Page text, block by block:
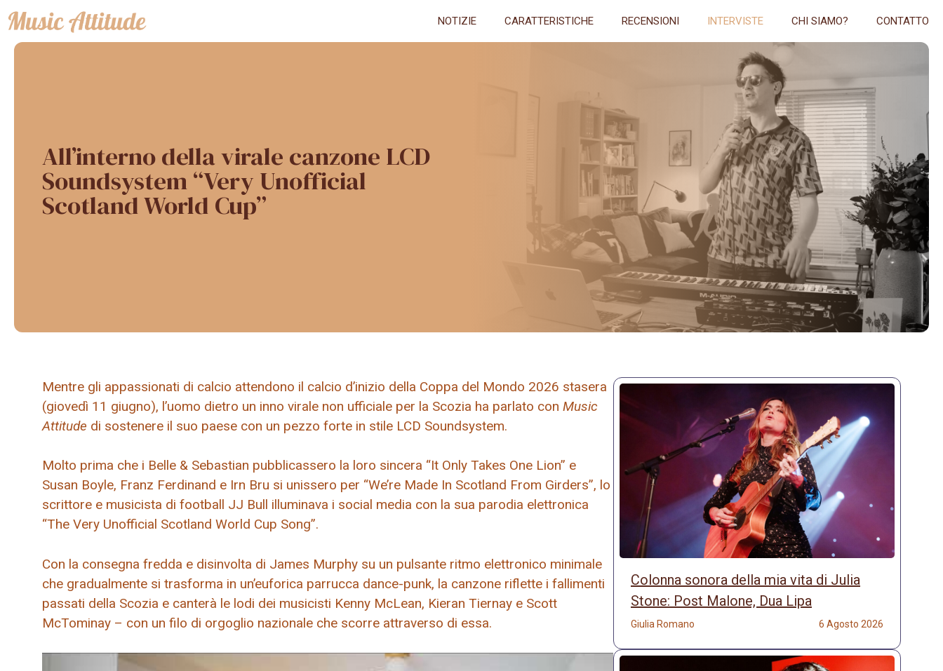
Vai
al
contenuto
NOTIZIE CARATTERISTICHE RECENSIONI INTERVISTE CHI SIAMO? CONTATTO
All’interno della virale canzone LCD
Soundsystem “Very Unofficial
Scotland World Cup”
Mentre gli appassionati di calcio attendono il calcio d’inizio della Coppa del Mondo 2026 stasera
(giovedì 11 giugno), l’uomo dietro un inno virale non ufficiale per la Scozia ha parlato con Music
Attitude di sostenere il suo paese con un pezzo forte in stile LCD Soundsystem.
Molto prima che i Belle & Sebastian pubblicassero la loro sincera “It Only Takes One Lion” e
Susan Boyle, Franz Ferdinand e Irn Bru si unissero per “We’re Made In Scotland From Girders”, lo
scrittore e musicista di football JJ Bull illuminava i social media con la sua parodia elettronica
“The Very Unofficial Scotland World Cup Song”.
Con la consegna fredda e disinvolta di James Murphy su un pulsante ritmo elettronico minimale
che gradualmente si trasforma in un’euforica parrucca dance-punk, la canzone riflette i fallimenti
passati della Scozia e canterà le lodi dei musicisti Kenny McLean, Kieran Tiernay e Scott
McTominay – con un filo di orgoglio nazionale che scorre attraverso di essa.
Colonna sonora della mia vita di Julia
Stone: Post Malone, Dua Lipa
Giulia Romano 6 Agosto 2026